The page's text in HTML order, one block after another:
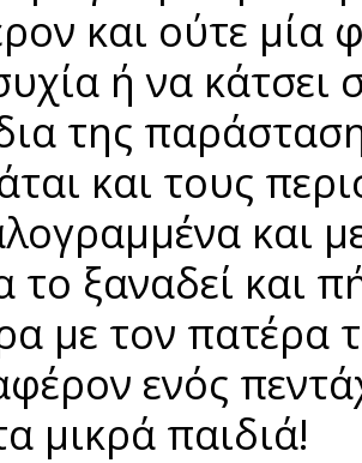
και ούτε
ή να
της
και τους
και
το ξαναδεί και
με τον πατέρα
ενός
μικρά παιδιά!